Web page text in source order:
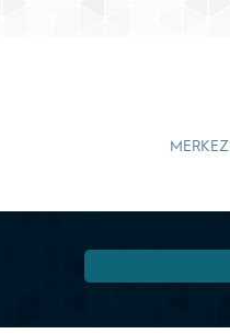
MERKEZ